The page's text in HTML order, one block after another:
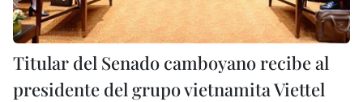
Titular del Senado camboyano recibe al
presidente del grupo vietnamita Viettel